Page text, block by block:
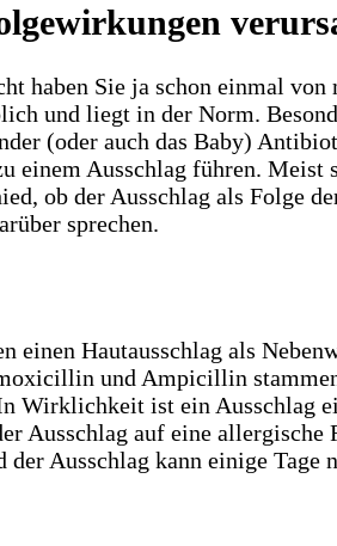
haben Sie ja schon einmal
und liegt in der Norm.
(oder auch das Baby)
Ausschlag führen. Meist
ob der Ausschlag als Folge
sprechen.
einen Hautausschlag als
und Ampicillin
Wirklichkeit ist ein Ausschlag
Ausschlag auf eine
Ausschlag kann einige